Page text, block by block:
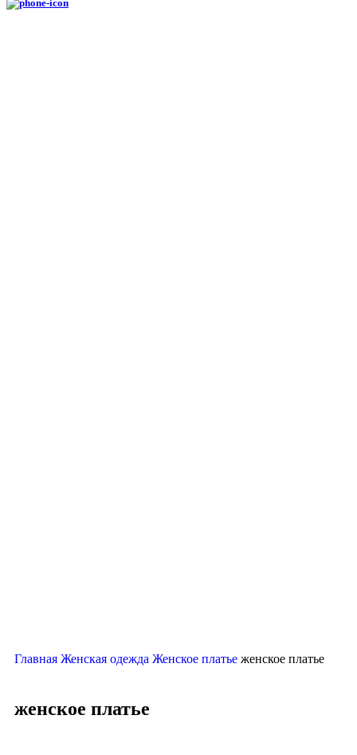
Главная Женская одежда Женское платье женское платье
женское платье